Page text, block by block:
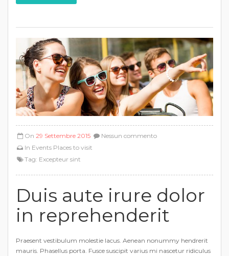
On 29 Settembre 2015
In Events Places to visit
Tag: Excepteur sint
Nessun commento
Duis aute irure dolor
in reprehenderit
Praesent vestibulum molestie lacus. Aenean nonummy hendrerit
mauris. Phasellus porta. Fusce suscipit varius mi nascetur ridiculus